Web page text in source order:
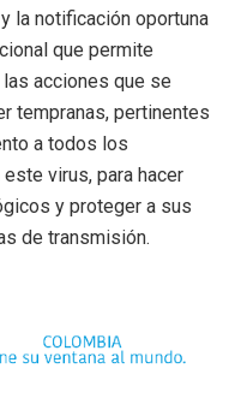
la notificación oportuna
que permite
acciones que se
tempranas, pertinentes
a todos los
virus, para hacer
y proteger a sus
de transmisión.